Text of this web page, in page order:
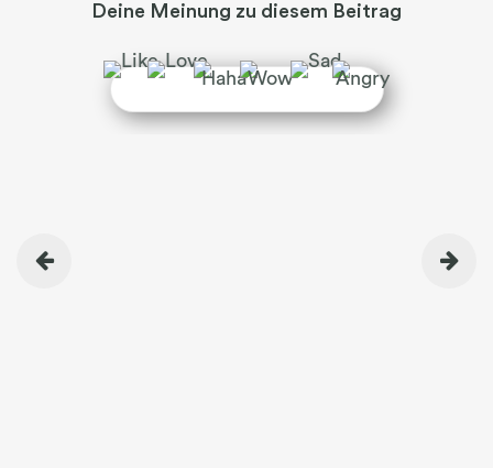
Deine Meinung zu diesem Beitrag
BEITRAGSNAVIGATION